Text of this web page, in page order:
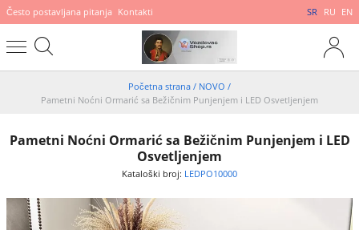
Često postavljana pitanja Kontakti SR RU EN
Početna strana / NOVO /
Pametni Noćni Ormarić sa Bežičnim Punjenjem i LED Osvetljenjem
Pametni Noćni Ormarić sa Bežičnim Punjenjem i LED
Osvetljenjem
Kataloški broj: LEDPO10000